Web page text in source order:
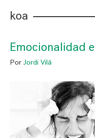
koa
Emocionalidad
Por Jordi Vilá